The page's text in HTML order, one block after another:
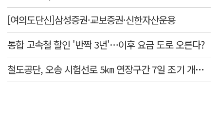
[여의도단신]삼성증권·교보증권·신한자산운용
통합 고속철 할인 '반짝 3년'…이후 요금 도로 오른다?
철도공단, 오송 시험선로 5㎞ 연장구간 7일 조기 개통…LA 메트로 사업 지원